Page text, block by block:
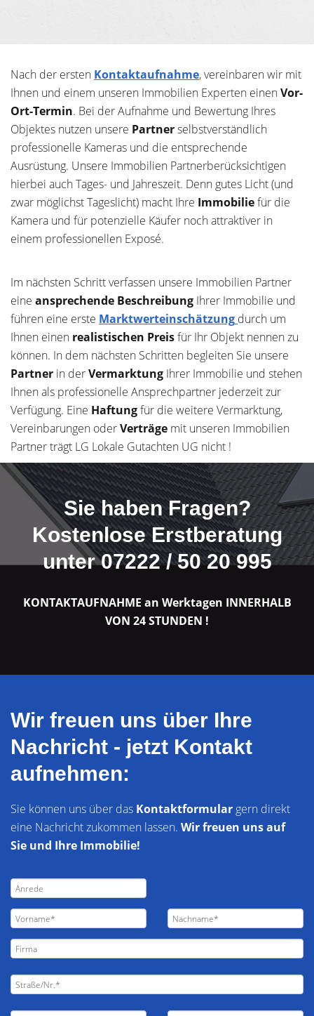
Nach der ersten Kontaktaufnahme, vereinbaren wir mit
Ihnen und einem unseren Immobilien Experten einenVor-
Ort-Termin. Bei der Aufnahme und Bewertung Ihres
Objektes nutzen unsere Partnerselbstverständlich
professionelle Kameras und die entsprechende
Ausrüstung. Unsere Immobilien Partnerberücksichtigen
hierbei auch Tages- und Jahreszeit. Denn gutes Licht (und
zwar möglichst Tageslicht) macht Ihre Immobiliefür die
Kamera und für potenzielle Käufer noch attraktiver in
einem professionellen Exposé.
Im nächsten Schritt verfassen unsere Immobilien Partner
eine ansprechende Beschreibung Ihrer Immobilie und
führen eine erste Marktwerteinschätzung durch um
Ihnen einen realistischen Preisfür Ihr Objekt nennen zu
können. In dem nächsten Schritten begleiten Sie unsere
Partner in derVermarktung Ihrer Immobilie und stehen
Ihnen als professionelle Ansprechpartner jederzeit zur
Verfügung. Eine Haftungfür die weitere Vermarktung,
Vereinbarungen oderVerträge mit unseren Immobilien
Partner trägt LG Lokale Gutachten UG nicht !
Sie haben Fragen?
Kostenlose Erstberatung
unter 07222 / 50 20 995
KONTAKTAUFNAHME an Werktagen INNERHALB
VON 24 STUNDEN !
Wir freuen uns über Ihre
Nachricht - jetzt Kontakt
aufnehmen:
Sie können uns über das Kontaktformular gern direkt
eine Nachricht zukommen lassen. Wir freuen uns auf
Sie und Ihre Immobilie!